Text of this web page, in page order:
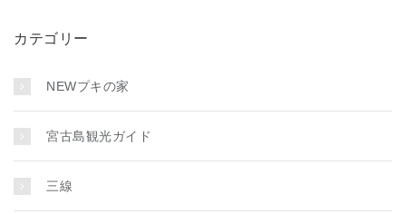
カテゴリー
NEWプキの家
宮古島観光ガイド
三線